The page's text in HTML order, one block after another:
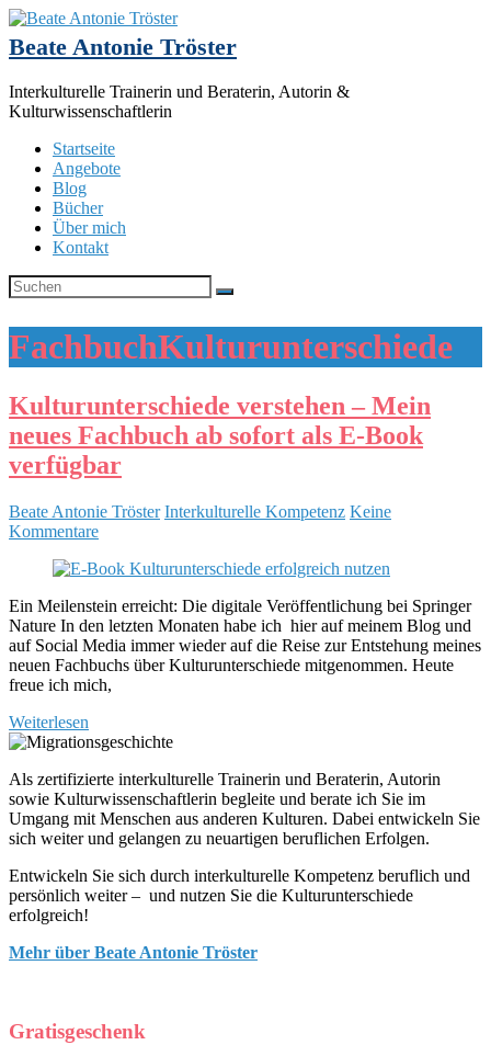
Beate Antonie Tröster
Interkulturelle Trainerin und Beraterin, Autorin &
Kulturwissenschaftlerin
Startseite
Angebote
Blog
Bücher
Über mich
Kontakt
FachbuchKulturunterschiede
Kulturunterschiede verstehen – Mein
neues Fachbuch ab sofort als E-Book
verfügbar
Beate Antonie Tröster Interkulturelle Kompetenz Keine
Kommentare
Ein Meilenstein erreicht: Die digitale Veröffentlichung bei Springer
Nature In den letzten Monaten habe ich hier auf meinem Blog und
auf Social Media immer wieder auf die Reise zur Entstehung meines
neuen Fachbuchs über Kulturunterschiede mitgenommen. Heute
freue ich mich,
Weiterlesen
Als zertifizierte interkulturelle Trainerin und Beraterin, Autorin
sowie Kulturwissenschaftlerin begleite und berate ich Sie im
Umgang mit Menschen aus anderen Kulturen. Dabei entwickeln Sie
sich weiter und gelangen zu neuartigen beruflichen Erfolgen.
Entwickeln Sie sich durch interkulturelle Kompetenz beruflich und
persönlich weiter – und nutzen Sie die Kulturunterschiede
erfolgreich!
Mehr über Beate Antonie Tröster
Gratisgeschenk